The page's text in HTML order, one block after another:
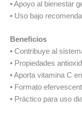
• Apoyo al bienestar
• Uso bajo
Beneficios
• Contribuye al
• Propiedades
• Aporta vitamina C
• Formato
• Práctico para uso